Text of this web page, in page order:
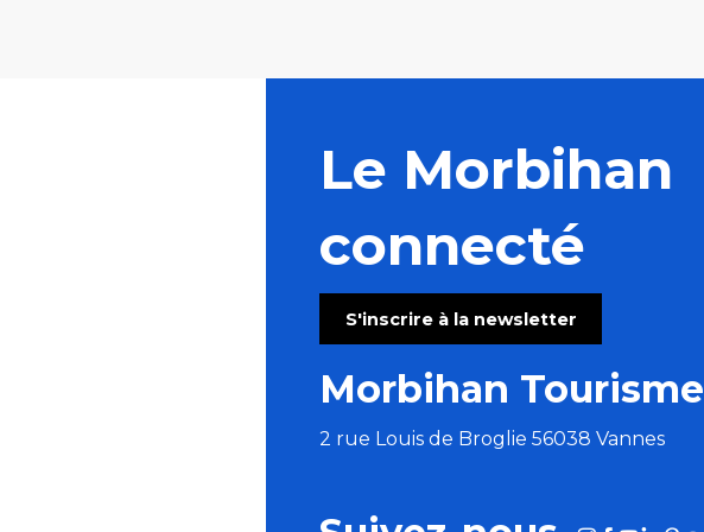
Le Morbihan
connecté
S'inscrire à la newsletter
Morbihan Tourisme
2 rue Louis de Broglie 56038 Vannes